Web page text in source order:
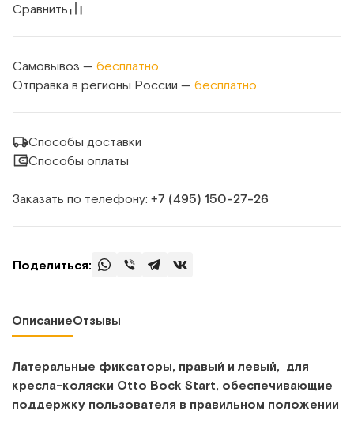
Сравнить
Самовывоз — бесплатно
Отправка в регионы России — бесплатно
Способы доставки
Способы оплаты
Заказать по телефону: +7 (495) 150‑27‑26
Поделиться:
ОписаниеОтзывы
Латеральные фиксаторы, правый и левый, для
кресла-коляски Otto Bock Start, обеспечивающие
поддержку пользователя в правильном положении